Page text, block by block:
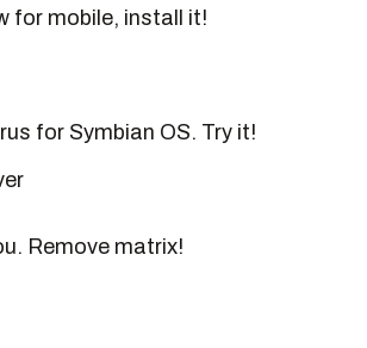
for mobile, install it!
for Symbian OS. Try it!
Remove matrix!